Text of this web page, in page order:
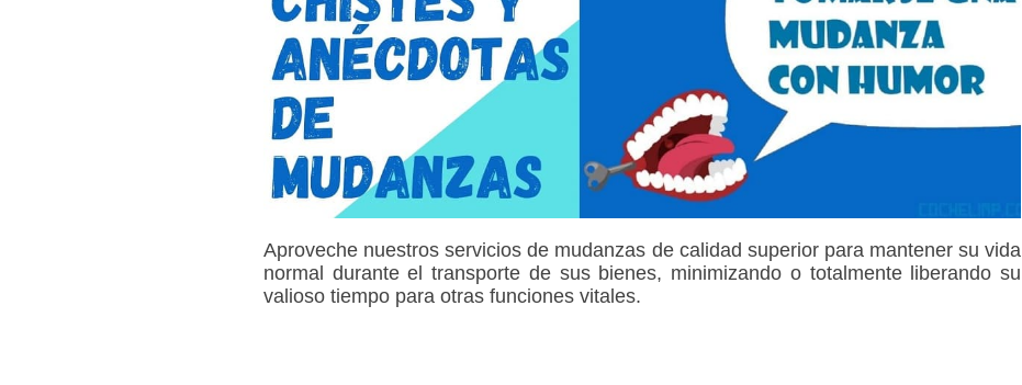
Aproveche nuestros servicios de mudanzas de calidad superior para mantener su vida
normal durante el transporte de sus bienes, minimizando o totalmente liberando su
valioso tiempo para otras funciones vitales.